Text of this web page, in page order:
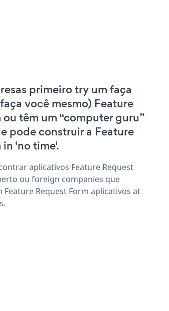
primeiro try um faça
você mesmo) Feature
ou têm um “computer guru”
pode construir a Feature
'no time'.
aplicativos Feature Request
ou foreign companies que
Feature Request Form aplicativos at